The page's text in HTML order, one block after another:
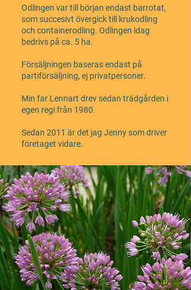
Odlingen var till början endast barrotat,
som succesivt övergick till krukodling
och containerodling. Odlingen idag
bedrivs på ca. 5 ha.
Försäljningen baseras endast på
partiförsäljning, ej privatpersoner.
Min far Lennart drev sedan trädgården i
egen regi från 1980.
Sedan 2011 är det jag Jenny som driver
företaget vidare.